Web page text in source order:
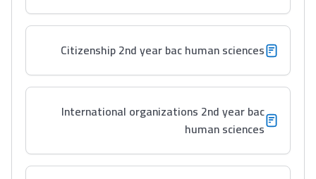
Collège au Maroc
Post-Bac
+ de 78 Sujets
Citizenship 2nd year bac human sciences
International organizations 2nd year bac
human sciences